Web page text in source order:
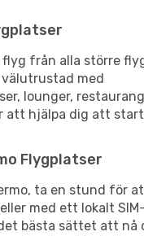
från alla större
välutrustad med
lounger,
hjälpa dig att
Flygplatser
ta en stund för
med ett lokalt
bästa sättet att nå